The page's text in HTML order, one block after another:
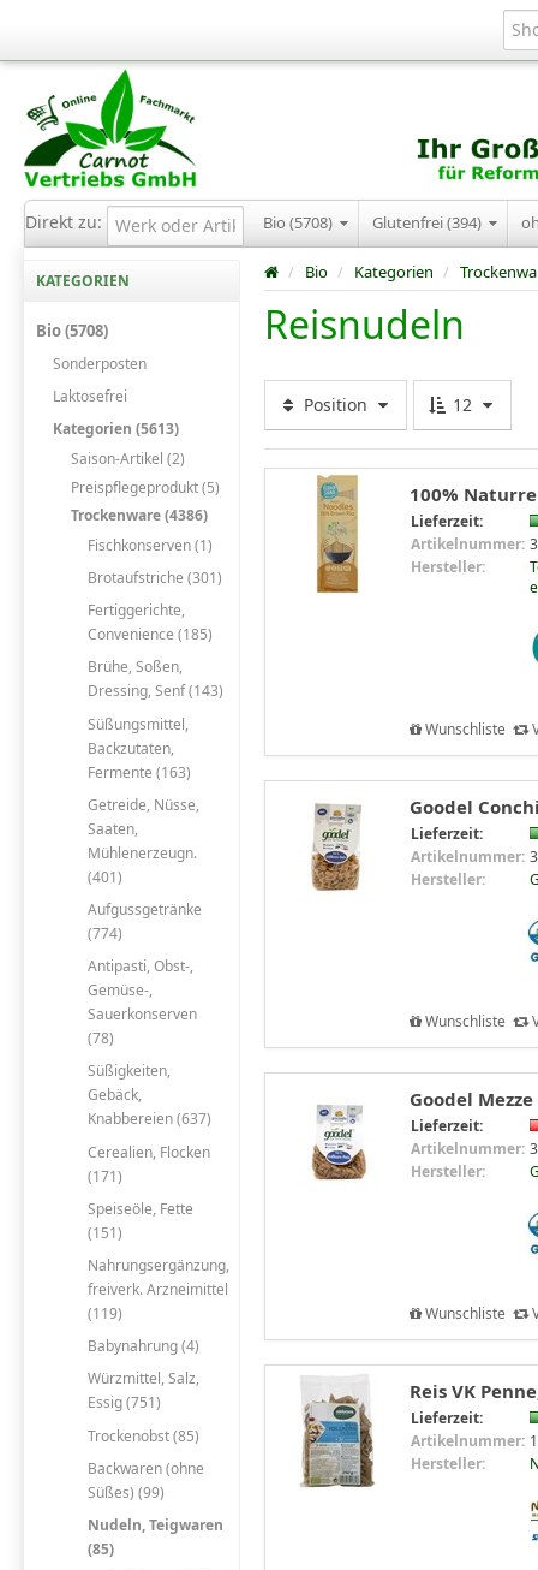
Direkt zu: Bio (5708) Glutenfrei (394)
KATEGORIEN
Bio (5708)
Sonderposten
Laktosefrei
Kategorien (5613)
Saison-Artikel (2)
Preispflegeprodukt (5)
Trockenware (4386)
Fischkonserven (1)
Brotaufstriche (301)
Fertiggerichte,
Convenience (185)
Brühe, Soßen,
Dressing, Senf (143)
Süßungsmittel,
Backzutaten,
Fermente (163)
Getreide, Nüsse,
Saaten,
Mühlenerzeugn.
(401)
Aufgussgetränke
(774)
Antipasti, Obst-,
Gemüse-,
Sauerkonserven
(78)
Süßigkeiten,
Gebäck,
Knabbereien (637)
Cerealien, Flocken
(171)
Speiseöle, Fette
(151)
Nahrungsergänzung,
freiverk. Arzneimittel
(119)
Babynahrung (4)
Würzmittel, Salz,
Essig (751)
Trockenobst (85)
Backwaren (ohne
Süßes) (99)
Nudeln, Teigwaren
(85)
/ Bio / Kategorien /
Reisnudeln
Position 12
100%
Lieferzeit:
Artikelnummer:
Hersteller:
Wunschliste
Goodel
Lieferzeit:
Artikelnummer:
Hersteller:
Wunschliste
Goodel
Lieferzeit:
Artikelnummer:
Hersteller:
Wunschliste
Reis VK
Lieferzeit:
Artikelnummer:
Hersteller: